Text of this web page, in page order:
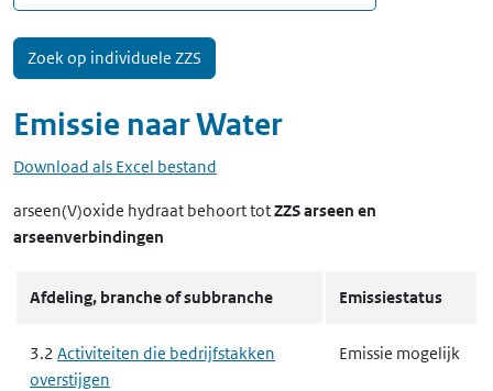
Emissie naarWater
Download als Excel bestand
arseen(V)oxide hydraat behoort totZZS arseen en
arseenverbindingen
Afdeling, branche of subbranche Emissiestatus
3.2 Activiteiten die bedrijfstakken
overstijgen
Emissie mogelijk